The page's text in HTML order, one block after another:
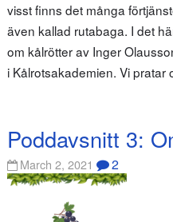
visst finns det många
även kallad rutabaga. I det
om kålrötter av Inger
i Kålrotsakademien. Vi pratar
Poddavsnitt 3:
March 2, 2021 2